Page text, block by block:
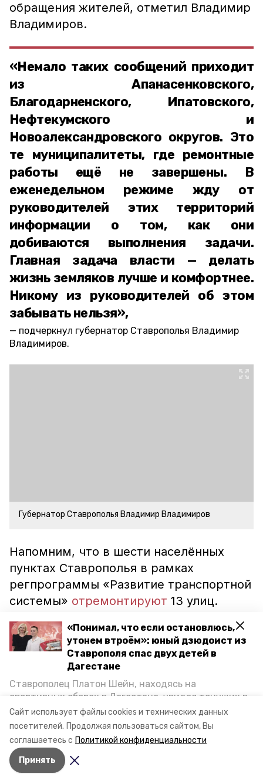
Сайт использует файлы cookies и технических данных
посетителей. Продолжая пользоваться сайтом, Вы
соглашаетесь с Политикой конфиденциальности
Принять
«Понимал, что если остановлюсь,
утонем втроём»: юный дзюдоист из
Ставрополя спас двух детей в
Дагестане
Ставрополец Платон Шейн, находясь на
спортивных сборах в Дегестане, увидел тонущих в
Каспийском море детей и бросился на помощь. По
возвращении домой, отважного мальчика
пригласили в министерство образования края и
наградили. Корреспондент «Победы26» пообщался
с юным героем.
обращения жителей, отметил Владимир
Владимиров.
«Немало таких сообщений приходит
из Апанасенковского,
Благодарненского, Ипатовского,
Нефтекумского и
Новоалександровского округов. Это
те муниципалитеты, где ремонтные
работы ещё не завершены. В
еженедельном режиме жду от
руководителей этих территорий
информации о том, как они
добиваются выполнения задачи.
Главная задача власти — делать
жизнь земляков лучше и комфортнее.
Никому из руководителей об этом
забывать нельзя»,
подчеркнул губернатор Ставрополья Владимир
Владимиров.
Губернатор Ставрополья Владимир Владимиров
Напомним, что в шести населённых
пунктах Ставрополья в рамках
регпрограммы «Развитие транспортной
системы» отремонтируют 13 улиц.
выделено. Работы должны завершить
до конца года. Ремонт краевых дорог
курирует миндор региона.
ставропольский край
губернатор владимир владимиров
ремонт дорог